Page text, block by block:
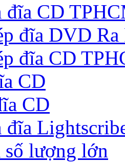
đĩa CD
đĩa DVD
đĩa CD
CD
CD
đĩa
số lượng lớn